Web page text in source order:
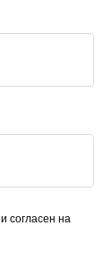
и согласен на